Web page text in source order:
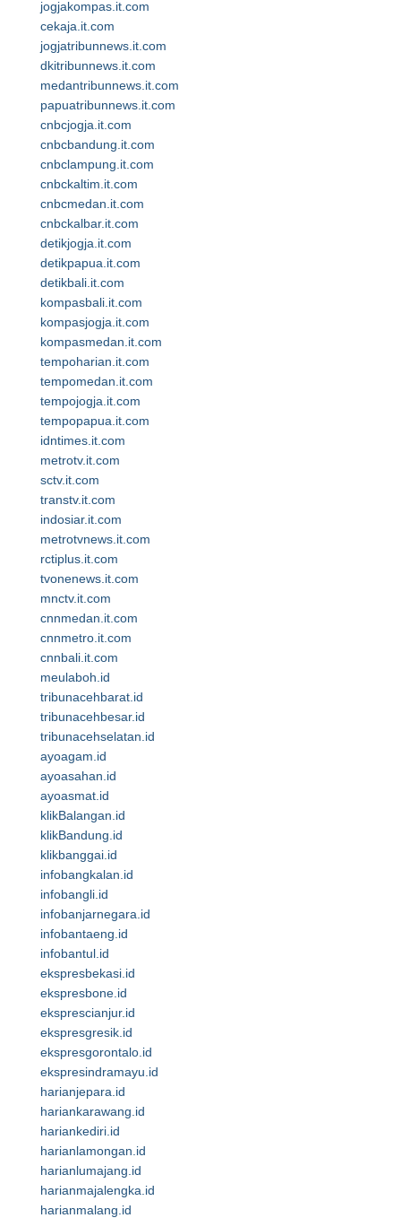
jogjakompas.it.com
cekaja.it.com
jogjatribunnews.it.com
dkitribunnews.it.com
medantribunnews.it.com
papuatribunnews.it.com
cnbcjogja.it.com
cnbcbandung.it.com
cnbclampung.it.com
cnbckaltim.it.com
cnbcmedan.it.com
cnbckalbar.it.com
detikjogja.it.com
detikpapua.it.com
detikbali.it.com
kompasbali.it.com
kompasjogja.it.com
kompasmedan.it.com
tempoharian.it.com
tempomedan.it.com
tempojogja.it.com
tempopapua.it.com
idntimes.it.com
metrotv.it.com
sctv.it.com
transtv.it.com
indosiar.it.com
metrotvnews.it.com
rctiplus.it.com
tvonenews.it.com
mnctv.it.com
cnnmedan.it.com
cnnmetro.it.com
cnnbali.it.com
meulaboh.id
tribunacehbarat.id
tribunacehbesar.id
tribunacehselatan.id
ayoagam.id
ayoasahan.id
ayoasmat.id
klikBalangan.id
klikBandung.id
klikbanggai.id
infobangkalan.id
infobangli.id
infobanjarnegara.id
infobantaeng.id
infobantul.id
ekspresbekasi.id
ekspresbone.id
eksprescianjur.id
ekspresgresik.id
ekspresgorontalo.id
ekspresindramayu.id
harianjepara.id
hariankarawang.id
hariankediri.id
harianlamongan.id
harianlumajang.id
harianmajalengka.id
harianmalang.id